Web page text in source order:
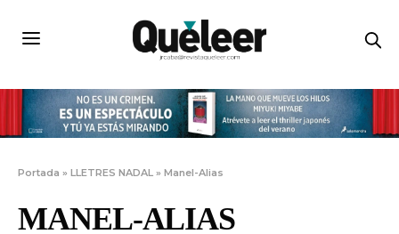
Portada »LLETRES NADAL »Manel-Alias
MANEL-ALIAS